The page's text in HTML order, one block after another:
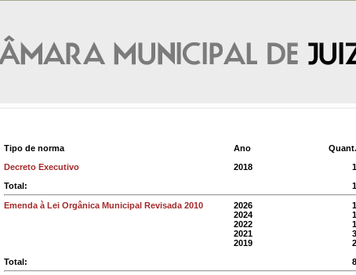
Tipo de norma Ano
Quant.
Decreto Executivo
2018
1
Total:
1
Emenda à Lei Orgânica Municipal Revisada 2010 2026
1
2024
1
2022
1
2021
3
2019
2
Total:
8